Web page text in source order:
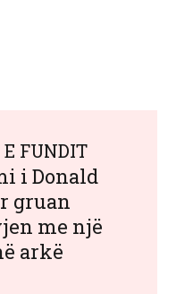
FUNDIT
i Donald
gruan
me një
arkë